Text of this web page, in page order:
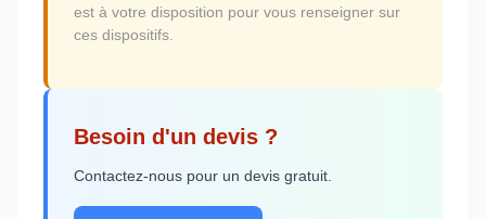
est à votre disposition pour vous renseigner sur
ces dispositifs.
Besoin d'un devis ?
Contactez-nous pour un devis gratuit.